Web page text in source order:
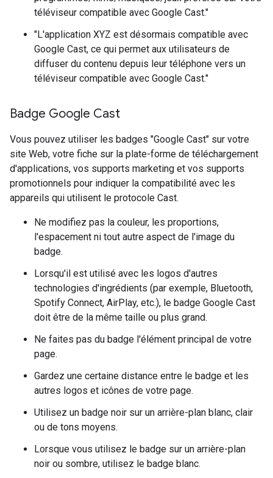
téléviseur compatible avec Google Cast."
"L'application XYZ est désormais compatible avec
Google Cast, ce qui permet aux utilisateurs de
diffuser du contenu depuis leur téléphone vers un
téléviseur compatible avec Google Cast."
Badge Google Cast
Vous pouvez utiliser les badges "Google Cast" sur votre
site Web, votre fiche sur la plate-forme de téléchargement
d'applications, vos supports marketing et vos supports
promotionnels pour indiquer la compatibilité avec les
appareils qui utilisent le protocole Cast.
Ne modifiez pas la couleur, les proportions,
l'espacement ni tout autre aspect de l'image du
badge.
Lorsqu'il est utilisé avec les logos d'autres
technologies d'ingrédients (par exemple, Bluetooth,
Spotify Connect, AirPlay, etc.), le badge Google Cast
doit être de la même taille ou plus grand.
Ne faites pas du badge l'élément principal de votre
page.
Gardez une certaine distance entre le badge et les
autres logos et icônes de votre page.
Utilisez un badge noir sur un arrière-plan blanc, clair
ou de tons moyens.
Lorsque vous utilisez le badge sur un arrière-plan
noir ou sombre, utilisez le badge blanc.